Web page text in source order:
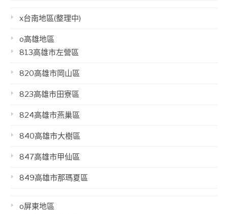
x台南地區(整理中)
o高雄地區
813高雄市左營區
820高雄市岡山區
823高雄市田寮區
824高雄市燕巢區
840高雄市大樹區
847高雄市甲仙區
849高雄市那瑪夏區
o屏東地區